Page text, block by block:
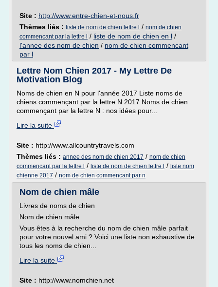
Site : http://www.entre-chien-et-nous.fr
Thèmes liés : liste de nom de chien lettre l / nom de chien
commencant par la lettre l
/ liste de nom de chien en l /
l'annee des nom de chien / nom de chien commencant
par l
Lettre Nom Chien 2017 - My Lettre De
Motivation Blog
Noms de chien en N pour l'année 2017 Liste noms de
chiens commençant par la lettre N 2017 Noms de chien
commençant par la lettre N : nos idées pour...
Lire la suite
Site : http://www.allcountrytravels.com
Thèmes liés : annee des nom de chien 2017 / nom de chien
commencant par la lettre l
/ liste de nom de chien lettre l / liste nom
chienne 2017 / nom de chien commencant par n
Nom de chien mâle
Livres de noms de chien
Nom de chien mâle
Vous êtes à la recherche du nom de chien mâle parfait
pour votre nouvel ami ? Voici une liste non exhaustive de
tous les noms de chien...
Lire la suite
Site : http://www.nomchien.net